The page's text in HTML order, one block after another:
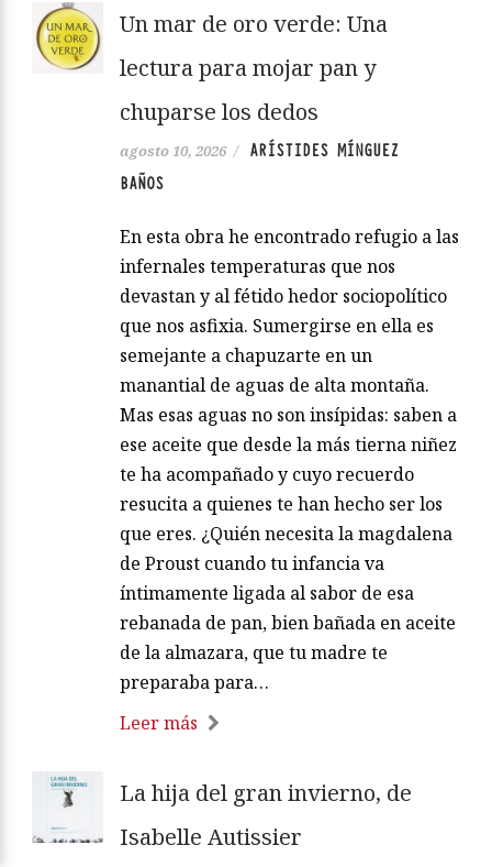
Un mar de oro verde: Una
lectura para mojar pan y
chuparse los dedos
agosto 10, 2026 /
ARÍSTIDES MÍNGUEZ
BAÑOS
En esta obra he encontrado refugio a las
infernales temperaturas que nos
devastan y al fétido hedor sociopolítico
que nos asfixia. Sumergirse en ella es
semejante a chapuzarte en un
manantial de aguas de alta montaña.
Mas esas aguas no son insípidas: saben a
ese aceite que desde la más tierna niñez
te ha acompañado y cuyo recuerdo
resucita a quienes te han hecho ser los
que eres. ¿Quién necesita la magdalena
de Proust cuando tu infancia va
íntimamente ligada al sabor de esa
rebanada de pan, bien bañada en aceite
de la almazara, que tu madre te
preparaba para…
Leer más
La hija del gran invierno, de
Isabelle Autissier